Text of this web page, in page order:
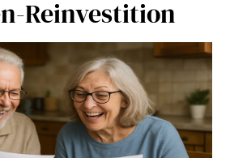
Reinvestition